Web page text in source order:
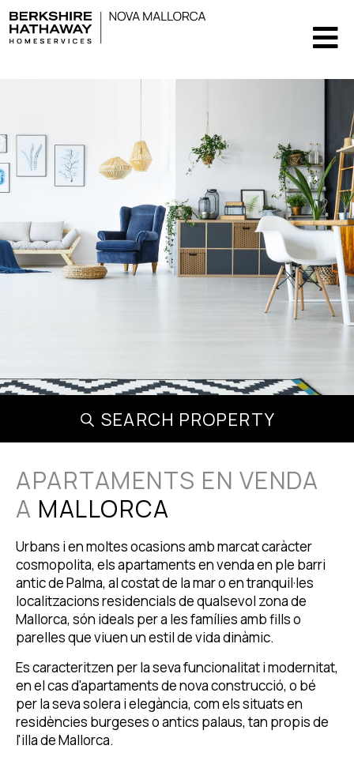
SEARCH PROPERTY
APARTAMENTS EN VENDA
A MALLORCA
Urbans i en moltes ocasions amb marcat caràcter
cosmopolita, els apartaments en venda en ple barri
antic de Palma, al costat de la mar o en tranquil·les
localitzacions residencials de qualsevol zona de
Mallorca, són ideals per a les famílies amb fills o
parelles que viuen un estil de vida dinàmic.
Es caracteritzen per la seva funcionalitat i modernitat,
en el cas d'apartaments de nova construcció, o bé
per la seva solera i elegància, com els situats en
residències burgeses o antics palaus, tan propis de
l'illa de Mallorca.